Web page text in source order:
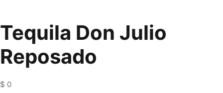
Tequila Don Julio
Reposado
$ 0